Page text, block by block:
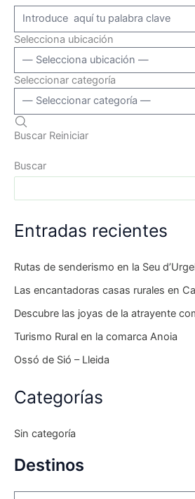
Selecciona ubicación
Seleccionar categoría
Buscar Reiniciar
Buscar
Entradas recientes
Rutas de senderismo en la Seu
Las encantadoras casas rurales en
Descubre las joyas de la atrayente
Turismo Rural en la comarca Anoia
Ossó de Sió – Lleida
Categorías
Sin categoría
Destinos